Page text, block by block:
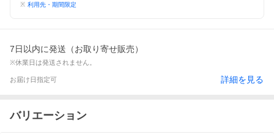
※ 利用先・期間限定
7日以内に発送（お取り寄せ販売）
※休業日は発送されません。
お届け日指定可 詳細を見る
バリエーション